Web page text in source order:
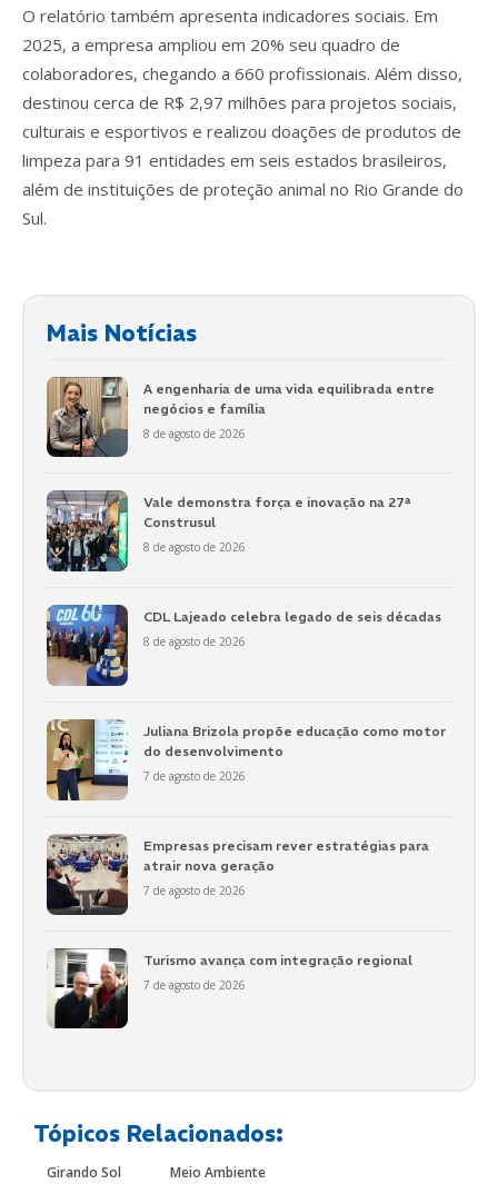
O relatório também apresenta indicadores sociais. Em
2025, a empresa ampliou em 20% seu quadro de
colaboradores, chegando a 660 profissionais. Além disso,
destinou cerca de R$ 2,97 milhões para projetos sociais,
culturais e esportivos e realizou doações de produtos de
limpeza para 91 entidades em seis estados brasileiros,
além de instituições de proteção animal no Rio Grande do
Sul.
Mais Notícias
A engenharia de uma vida equilibrada entre
negócios e família
8 de agosto de 2026
Vale demonstra força e inovação na 27ª
Construsul
8 de agosto de 2026
CDL Lajeado celebra legado de seis décadas
8 de agosto de 2026
Juliana Brizola propõe educação como motor
do desenvolvimento
7 de agosto de 2026
Empresas precisam rever estratégias para
atrair nova geração
7 de agosto de 2026
Turismo avança com integração regional
7 de agosto de 2026
Tópicos Relacionados:
Girando Sol Meio Ambiente